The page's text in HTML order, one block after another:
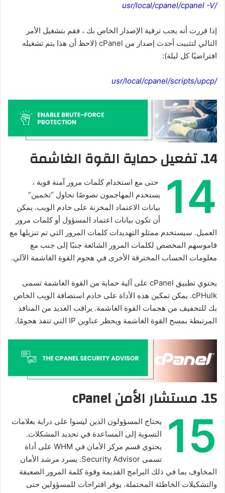
/usr/local/cpanel/cpanel -V
إذا قررت أنه يجب ترقية الإصدار الخاص بك ، فقم بتشغيل الأمر
التالي لتثبيت أحدث إصدار من cPanel (لاحظ أن هذا يتم تشغيله
افتراضيًا كل ليلة):
/usr/local/cpanel/scripts/upcp
14. تفعيل حماية القوة الغاشمة
14
حتى مع استخدام كلمات مرور آمنة قوية ،
يستخدم المهاجمون نصوصًا تحاول “تخمين”
بيانات الاعتماد المخزنة على خادم الويب. يمكن
أن تكون بيانات اعتماد المسؤول أو كلمات مرور
العميل. سيستخدم ممثلو التهديدات كلمات المرور التي تم تنزيلها مع
قاموسهم المخصص لكلمات المرور الشائعة جنبًا إلى جنب مع
معلومات الحساب المخترقة الأخرى في هجوم القوة الغاشمة الآلي.
يحتوي تطبيق cPanel على آلية حماية من القوة الغاشمة تسمى
cPHulk. يمكن تمكين هذه الأداة على خادم استضافة الويب الخاص
بك للتخفيف من هجمات القوة الغاشمة. يراقب العديد من المنافذ
المرتبطة بمسح القوة الغاشمة ويحظر عناوين IP التي تنفذ هجومًا.
15. مستشار الأمن cPanel
15
يحتاج المسؤولون الذين ليسوا على دراية بعلامات
التسوية إلى المساعدة في تحديد المشكلات.
يحتوي قسم مركز الأمان في WHM على أداة
تسمى Security Advisor. يسرد مرشد الأمان
المخاوف بما في ذلك البرامج القديمة وقوة كلمة المرور الضعيفة
والتشكيلات الخاطئة المحتملة. يوفر اقتراحات للمسؤولين حتى